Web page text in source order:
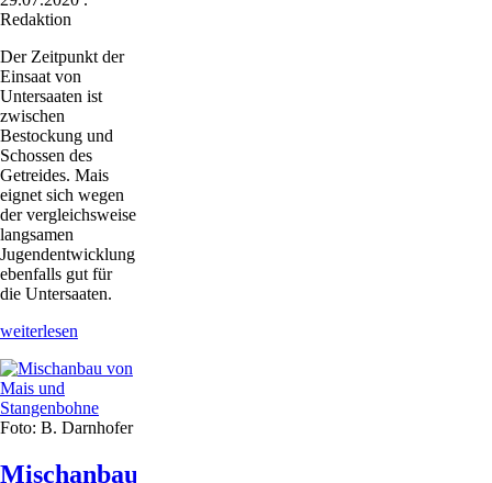
Redaktion
Der Zeitpunkt der
Einsaat von
Untersaaten ist
zwischen
Bestockung und
Schossen des
Getreides. Mais
eignet sich wegen
der vergleichsweise
langsamen
Jugendentwicklung
ebenfalls gut für
die Untersaaten.
weiterlesen
Untersaaten
Foto: B. Darnhofer
Mischanbau